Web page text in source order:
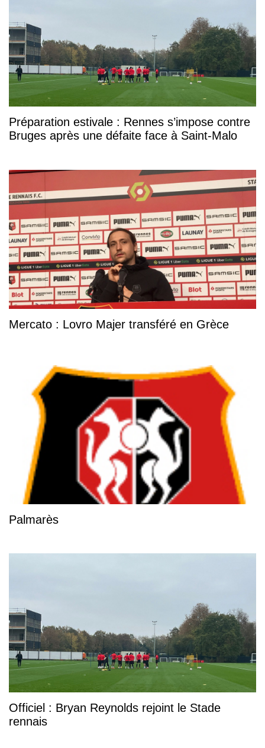
Préparation estivale : Rennes s’impose contre
Bruges après une défaite face à Saint-Malo
Mercato : Lovro Majer transféré en Grèce
Palmarès
Officiel : Bryan Reynolds rejoint le Stade
rennais